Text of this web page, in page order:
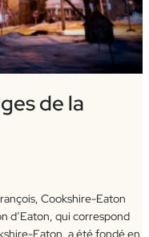
de la
Cookshire-Eaton
d’Eaton, qui correspond
Eaton, a été fondé en